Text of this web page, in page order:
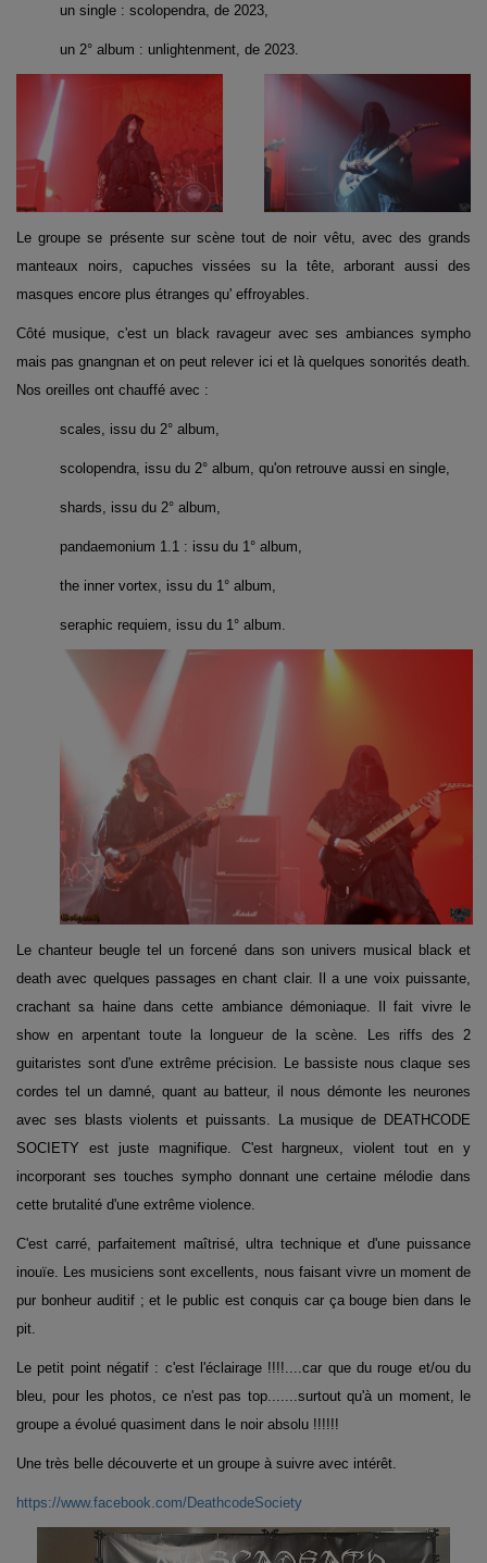
un single : scolopendra, de 2023,
un 2° album : unlightenment, de 2023.
Le groupe se présente sur scène tout de noir vêtu, avec des grands
manteaux noirs, capuches vissées su la tête, arborant aussi des
masques encore plus étranges qu' effroyables.
Côté musique, c'est un black ravageur avec ses ambiances sympho
mais pas gnangnan et on peut relever ici et là quelques sonorités death.
Nos oreilles ont chauffé avec :
scales, issu du 2° album,
scolopendra, issu du 2° album, qu'on retrouve aussi en single,
shards, issu du 2° album,
pandaemonium 1.1 : issu du 1° album,
the inner vortex, issu du 1° album,
seraphic requiem, issu du 1° album.
Le chanteur beugle tel un forcené dans son univers musical black et
death avec quelques passages en chant clair. Il a une voix puissante,
crachant sa haine dans cette ambiance démoniaque. Il fait vivre le
show en arpentant toute la longueur de la scène. Les riffs des 2
guitaristes sont d'une extrême précision. Le bassiste nous claque ses
cordes tel un damné, quant au batteur, il nous démonte les neurones
avec ses blasts violents et puissants. La musique de DEATHCODE
SOCIETY est juste magnifique. C'est hargneux, violent tout en y
incorporant ses touches sympho donnant une certaine mélodie dans
cette brutalité d'une extrême violence.
C'est carré, parfaitement maîtrisé, ultra technique et d'une puissance
inouïe. Les musiciens sont excellents, nous faisant vivre un moment de
pur bonheur auditif ; et le public est conquis car ça bouge bien dans le
pit.
Le petit point négatif : c'est l'éclairage !!!!....car que du rouge et/ou du
bleu, pour les photos, ce n'est pas top.......surtout qu'à un moment, le
groupe a évolué quasiment dans le noir absolu !!!!!!
Une très belle découverte et un groupe à suivre avec intérêt.
https://www.facebook.com/DeathcodeSociety